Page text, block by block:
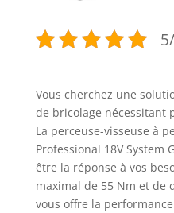
Vous cherchez une
de bricolage nécessitant
La perceuse-visseuse à
Professional 18V System
être la réponse à vos
maximal de 55 Nm et de
vous offre la